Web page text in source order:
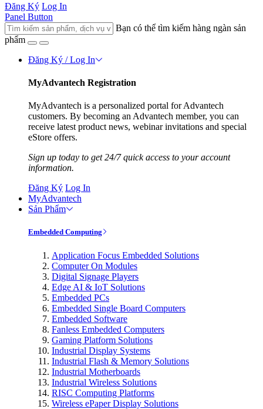
Đăng Ký Log In
Panel Button
Bạn có thể tìm kiếm hàng ngàn sản
phẩm
Đăng Ký / Log In
MyAdvantech Registration
MyAdvantech is a personalized portal for Advantech
customers. By becoming an Advantech member, you can
receive latest product news, webinar invitations and special
eStore offers.
Sign up today to get 24/7 quick access to your account
information.
Đăng Ký Log In
MyAdvantech
Sản Phẩm
Embedded Computing
Application Focus Embedded Solutions
Computer On Modules
Digital Signage Players
Edge AI & IoT Solutions
Embedded PCs
Embedded Single Board Computers
Embedded Software
Fanless Embedded Computers
Gaming Platform Solutions
Industrial Display Systems
Industrial Flash & Memory Solutions
Industrial Motherboards
Industrial Wireless Solutions
RISC Computing Platforms
Wireless ePaper Display Solutions